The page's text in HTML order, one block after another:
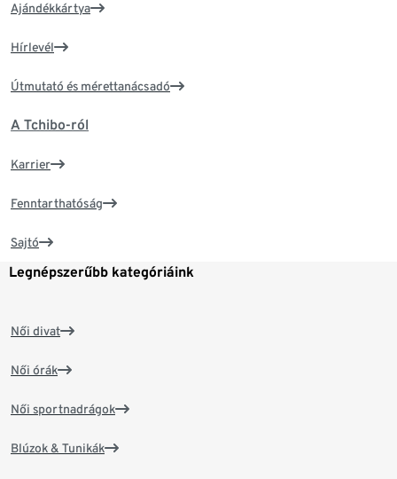
Ajándékkártya
Hírlevél
Útmutató és mérettanácsadó
A Tchibo-ról
Karrier
Fenntarthatóság
Sajtó
Legnépszerűbb kategóriáink
Női divat
Női órák
Női sportnadrágok
Blúzok & Tunikák